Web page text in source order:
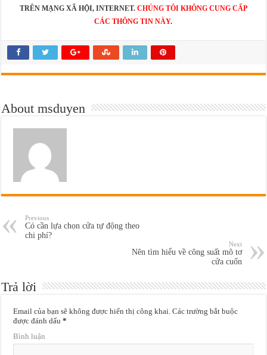
TRÊN MẠNG XÃ HỘI, INTERNET. CHÚNG TÔI KHÔNG CUNG CẤP
CÁC THÔNG TIN NÀY.
About msduyen
Previous
Có cần lựa chọn cửa tự động theo
chi phí?
Next
Nên tìm hiểu về công suất mô tơ
cửa cuốn
Trả lời
Email của bạn sẽ không được hiển thị công khai. Các trường bắt buộc
được đánh dấu*
Bình luận